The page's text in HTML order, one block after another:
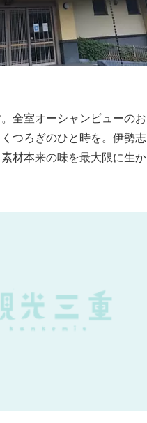
全室オーシャンビューのお
つろぎのひと時を。伊勢志
材本来の味を最大限に生か
。